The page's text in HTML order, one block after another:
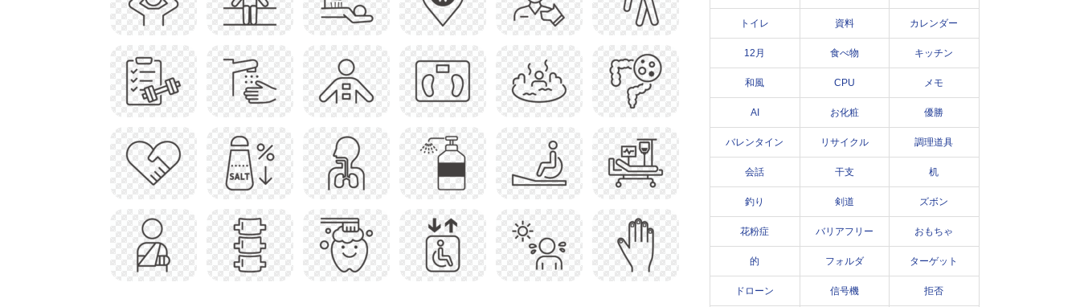
トイレ 資料 カレンダー
12月 食べ物 キッチン
和風 CPU メモ
AI お化粧 優勝
バレンタイン リサイクル 調理道具
会話 干支 机
釣り 剣道 ズボン
花粉症 バリアフリー おもちゃ
的 フォルダ ターゲット
ドローン 信号機 拒否